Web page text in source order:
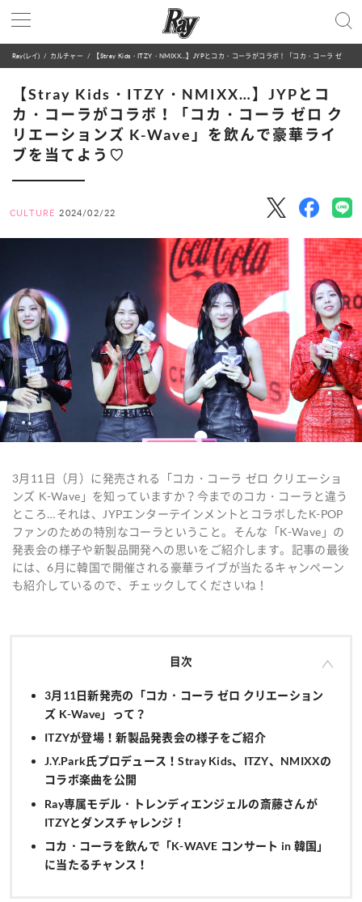
Ray(レイ) カルチャー 【Stray Kids・ITZY・NMIXX…】JYPとコカ・コーラがコラボ！「コカ・コーラ ゼロ クリエーションズ K-Wave」を飲んで豪華ライブを当てよう♡
【Stray Kids・ITZY・NMIXX…】JYPとコ
カ・コーラがコラボ！「コカ・コーラ ゼロ ク
リエーションズ K-Wave」を飲んで豪華ライ
ブを当てよう♡
CULTURE 2024/02/22
3月11日（月）に発売される「コカ・コーラ ゼロ クリエーショ
ンズ K-Wave」を知っていますか？今までのコカ・コーラと違う
ところ…それは、JYPエンターテインメントとコラボしたK-POP
ファンのための特別なコーラということ。そんな「K-Wave」の
発表会の様子や新製品開発への思いをご紹介します。記事の最後
には、6月に韓国で開催される豪華ライブが当たるキャンペーン
も紹介しているので、チェックしてくださいね！
目次
3月11日新発売の「コカ・コーラ ゼロ クリエーション
ズ K-Wave」って？
ITZYが登場！新製品発表会の様子をご紹介
J.Y.Park氏プロデュース！Stray Kids、ITZY、NMIXXの
コラボ楽曲を公開
Ray専属モデル・トレンディエンジェルの斎藤さんが
ITZYとダンスチャレンジ！
コカ・コーラを飲んで「K-WAVE コンサート in 韓国」
に当たるチャンス！